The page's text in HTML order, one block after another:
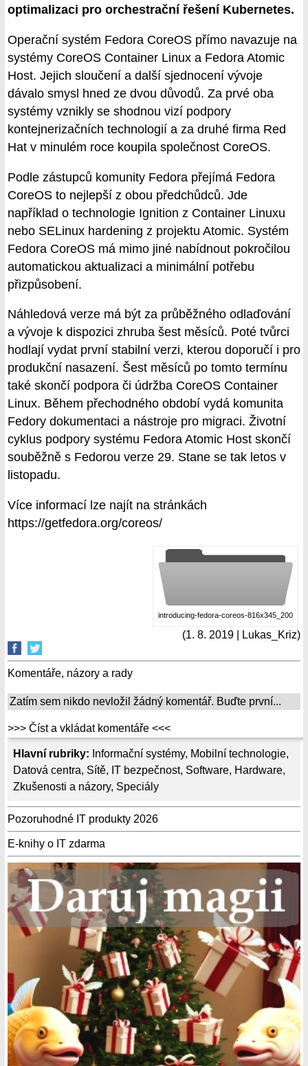
Hlavní rubriky: Informační systémy, Mobilní technologie,
Datová centra, Sítě, IT bezpečnost, Software, Hardware,
Zkušenosti a názory, Speciály
Pozoruhodné IT produkty 2026
E-knihy o IT zdarma
optimalizaci pro orchestrační řešení Kubernetes.
Operační systém Fedora CoreOS přímo navazuje na
systémy CoreOS Container Linux a Fedora Atomic
Host. Jejich sloučení a další sjednocení vývoje
dávalo smysl hned ze dvou důvodů. Za prvé oba
systémy vznikly se shodnou vizí podpory
kontejnerizačních technologií a za druhé firma Red
Hat v minulém roce koupila společnost CoreOS.
Podle zástupců komunity Fedora přejímá Fedora
CoreOS to nejlepší z obou předchůdců. Jde
například o technologie Ignition z Container Linuxu
nebo SELinux hardening z projektu Atomic. Systém
Fedora CoreOS má mimo jiné nabídnout pokročilou
automatickou aktualizaci a minimální potřebu
přizpůsobení.
Náhledová verze má být za průběžného odlaďování
a vývoje k dispozici zhruba šest měsíců. Poté tvůrci
hodlají vydat první stabilní verzi, kterou doporučí i pro
produkční nasazení. Šest měsíců po tomto termínu
také skončí podpora či údržba CoreOS Container
Linux. Během přechodného období vydá komunita
Fedory dokumentaci a nástroje pro migraci. Životní
cyklus podpory systému Fedora Atomic Host skončí
souběžně s Fedorou verze 29. Stane se tak letos v
listopadu.
Více informací lze najít na stránkách
https://getfedora.org/coreos/
introducing-fedora-coreos-816x345_200
(1. 8. 2019 | Lukas_Kriz)
Komentáře, názory a rady
Zatím sem nikdo nevložil žádný komentář. Buďte první...
>>> Číst a vkládat komentáře <<<